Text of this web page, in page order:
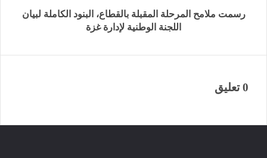
رسمت ملامح المرحلة المقبلة بالقطاع، البنود الكاملة لبيان
اللجنة الوطنية لإدارة غزة
0 تعليق